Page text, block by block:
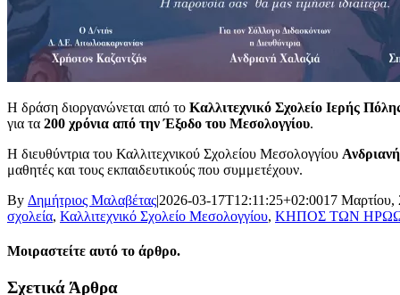
Η δράση διοργανώνεται από το Καλλιτεχνικό Σχολείο Ιερής
για τα 200 χρόνια από την Έξοδο του Μεσολογγίου.
Η διευθύντρια του Καλλιτεχνικού Σχολείου Μεσολογγίου
μαθητές και τους εκπαιδευτικούς που συμμετέχουν.
By Δημήτριος Μαλαβέτας|2026-03-17T12:11:25+02:0017 Μαρτίου,
σχολεία, Καλλιτεχνικό Σχολείο Μεσολογγίου, ΚΗΠΟΣ ΤΩΝ
Μοιραστείτε αυτό το άρθρο.
Facebook
X
LinkedIn
WhatsApp
Email
Σχετικά Άρθρα